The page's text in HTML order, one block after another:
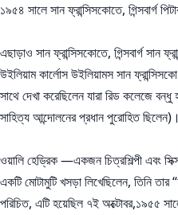
১৯৫৪ সালে সান ফ্রান্সিসকোতে, গিন্সবার্গ
এছাড়াও সান ফ্রান্সিসকোতে, গিন্সবার্গ সান
উইলিয়াম কার্লোস উইলিয়ামস সান
সাথে দেখা করেছিলেন যারা রিড কলেজে
সাহিত্য আন্দোলনের প্রধান পুরোহিত ছিলেন)।
ওয়ালি হেড্রিক —একজন চিত্রশিল্পী এবং
একটি মোটামুটি খসড়া লিখেছিলেন, তিনি তার
পরিচিত, এটি হয়েছিল ৭ই অক্টোবর,১৯৫৫